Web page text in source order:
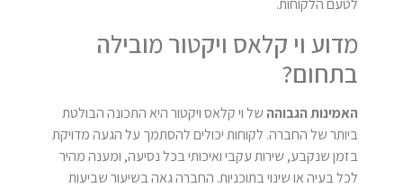
לטעם הלקוחות.
מדוע וי קלאס ויקטור מובילה
בתחום?
האמינות הגבוהה של וי קלאס ויקטור היא התכונה הבולטת
ביותר של החברה. לקוחות יכולים להסתמך על הגעה מדויקת
בזמן שנקבע, שירות עקבי ואיכותי בכל נסיעה, ומענה מהיר
לכל בעיה או שינוי בתוכניות. החברה גאה בשיעור שביעות